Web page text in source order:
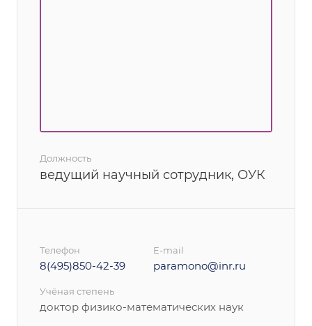
Должность
ведущий научный сотрудник, ОУК
Телефон
8(495)850-42-39
E-mail
paramono@inr.ru
Учёная степень
доктор физико-математических наук